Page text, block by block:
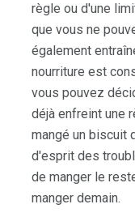
règle ou d'une
que vous ne
également
nourriture est
vous pouvez
déjà enfreint une
mangé un biscuit
d'esprit des
de manger le
manger demain.